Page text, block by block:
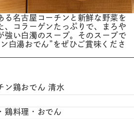
る名古屋コーチンと新鮮な野菜を
、コラーゲンたっぷりで、まろや
強い白濁のスープ。そのスープで
白湯おでん”をぜひご賞味くださ
ン鶏おでん 清水
鶏料理・おでん